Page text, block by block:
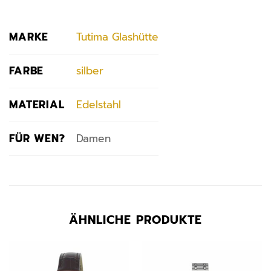
MARKE Tutima Glashütte
FARBE silber
MATERIAL Edelstahl
FÜR WEN? Damen
ÄHNLICHE PRODUKTE